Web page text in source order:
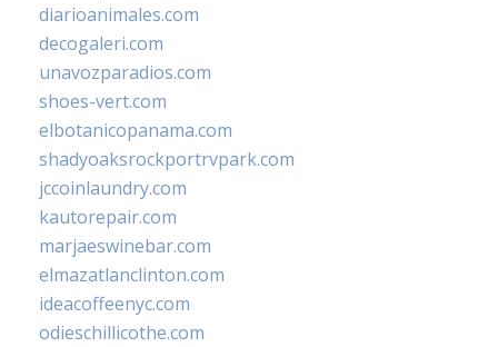
diarioanimales.com
decogaleri.com
unavozparadios.com
shoes-vert.com
elbotanicopanama.com
shadyoaksrockportrvpark.com
jccoinlaundry.com
kautorepair.com
marjaeswinebar.com
elmazatlanclinton.com
ideacoffeenyc.com
odieschillicothe.com